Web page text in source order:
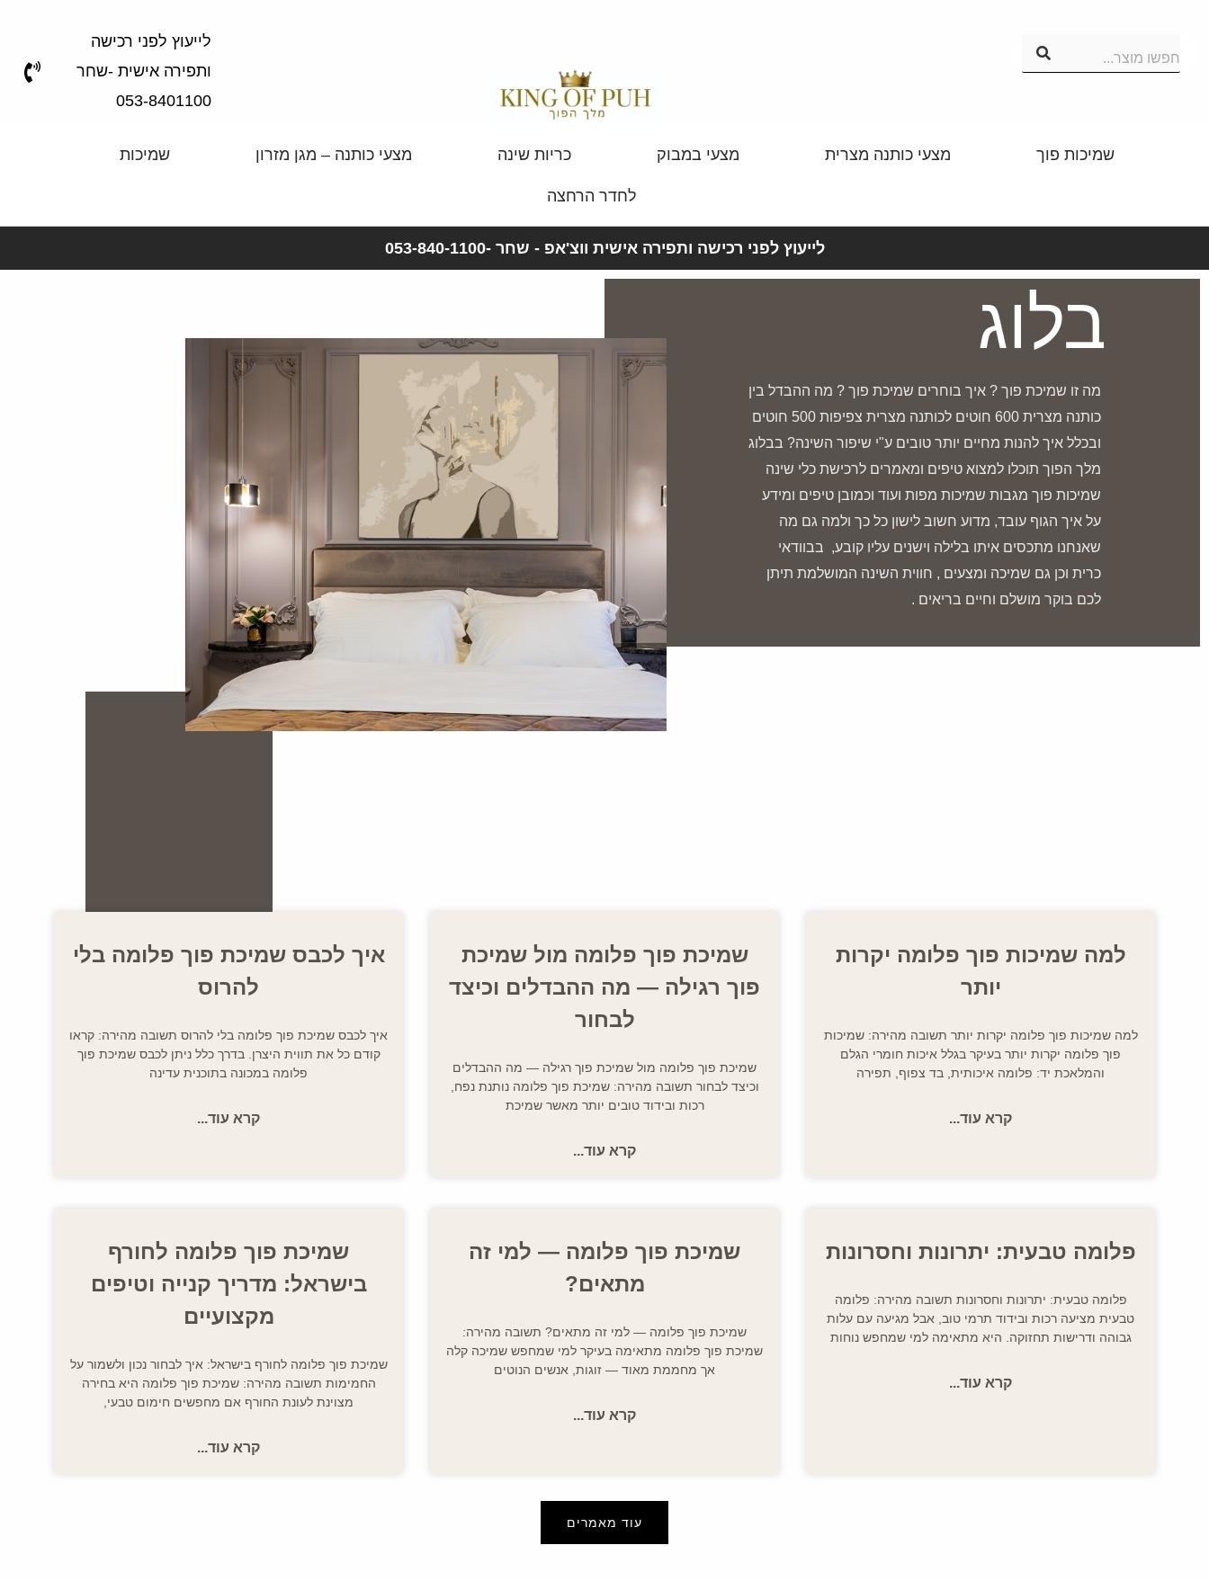
חפשו מוצר...
לייעוץ לפני רכישה
ותפירה אישית -שחר
053-8401100
שמיכות פוך מצעי כותנה מצרית מצעי במבוק כריות שינה מצעי כותנה – מגן מזרון שמיכות
לחדר הרחצה
לייעוץ לפני רכישה ותפירה אישית ווצ'אפ - שחר -053-840-1100
בלוג
מה זו שמיכת פוך ? איך בוחרים שמיכת פוך ? מה ההבדל בין
כותנה מצרית 600 חוטים לכותנה מצרית צפיפות 500 חוטים
ובכלל איך להנות מחיים יותר טובים ע"י שיפור השינה? בבלוג
מלך הפוך תוכלו למצוא טיפים ומאמרים לרכישת כלי שינה
שמיכות פוך מגבות שמיכות מפות ועוד וכמובן טיפים ומידע
על איך הגוף עובד, מדוע חשוב לישון כל כך ולמה גם מה
שאנחנו מתכסים איתו בלילה וישנים עליו קובע, בבוודאי
כרית וכן גם שמיכה ומצעים , חווית השינה המושלמת תיתן
לכם בוקר מושלם וחיים בריאים .
למה שמיכות פוך פלומה יקרות
יותר
למה שמיכות פוך פלומה יקרות יותר תשובה מהירה: שמיכות
פוך פלומה יקרות יותר בעיקר בגלל איכות חומרי הגלם
והמלאכת יד: פלומה איכותית, בד צפוף, תפירה
קרא עוד...
שמיכת פוך פלומה מול שמיכת
פוך רגילה — מה ההבדלים וכיצד
לבחור
שמיכת פוך פלומה מול שמיכת פוך רגילה — מה ההבדלים
וכיצד לבחור תשובה מהירה: שמיכת פוך פלומה נותנת נפח,
רכות ובידוד טובים יותר מאשר שמיכת
קרא עוד...
איך לכבס שמיכת פוך פלומה בלי
להרוס
איך לכבס שמיכת פוך פלומה בלי להרוס תשובה מהירה: קראו
קודם כל את תווית היצרן. בדרך כלל ניתן לכבס שמיכת פוך
פלומה במכונה בתוכנית עדינה
קרא עוד...
פלומה טבעית: יתרונות וחסרונות
פלומה טבעית: יתרונות וחסרונות תשובה מהירה: פלומה
טבעית מציעה רכות ובידוד תרמי טוב, אבל מגיעה עם עלות
גבוהה ודרישות תחזוקה. היא מתאימה למי שמחפש נוחות
קרא עוד...
שמיכת פוך פלומה — למי זה
מתאים?
שמיכת פוך פלומה — למי זה מתאים? תשובה מהירה:
שמיכת פוך פלומה מתאימה בעיקר למי שמחפש שמיכה קלה
אך מחממת מאוד — זוגות, אנשים הנוטים
קרא עוד...
שמיכת פוך פלומה לחורף
בישראל: מדריך קנייה וטיפים
מקצועיים
שמיכת פוך פלומה לחורף בישראל: איך לבחור נכון ולשמור על
החמימות תשובה מהירה: שמיכת פוך פלומה היא בחירה
מצוינת לעונת החורף אם מחפשים חימום טבעי,
קרא עוד...
עוד מאמרים